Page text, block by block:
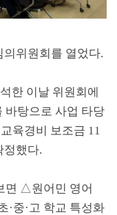
의위원회를 열었다.
한 이날 위원회에
바탕으로 사업 타당
육경비 보조금 11
정했다.
면 △원어민 영어
·중·고 학교 특성화